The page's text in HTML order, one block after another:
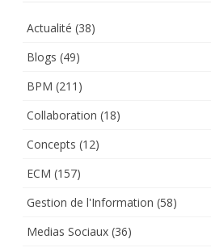
Actualité (38)
Blogs (49)
BPM (211)
Collaboration (18)
Concepts (12)
ECM (157)
Gestion de l'Information (58)
Medias Sociaux (36)